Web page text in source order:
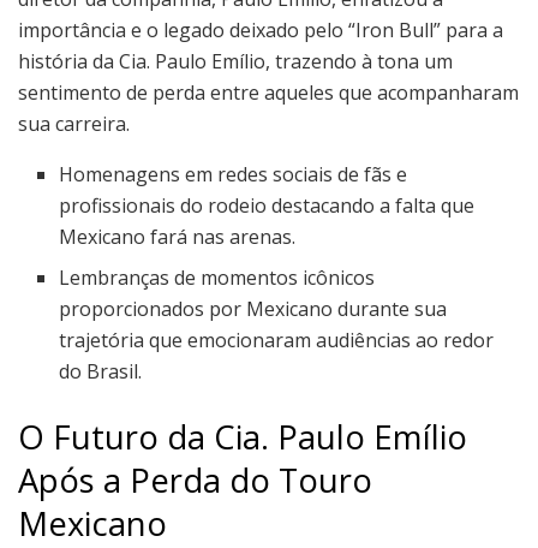
importância e o legado deixado pelo “Iron Bull” para a
história da Cia. Paulo Emílio, trazendo à tona um
sentimento de perda entre aqueles que acompanharam
sua carreira.
Homenagens em redes sociais de fãs e
profissionais do rodeio destacando a falta que
Mexicano fará nas arenas.
Lembranças de momentos icônicos
proporcionados por Mexicano durante sua
trajetória que emocionaram audiências ao redor
do Brasil.
O Futuro da Cia. Paulo Emílio
Após a Perda do Touro
Mexicano